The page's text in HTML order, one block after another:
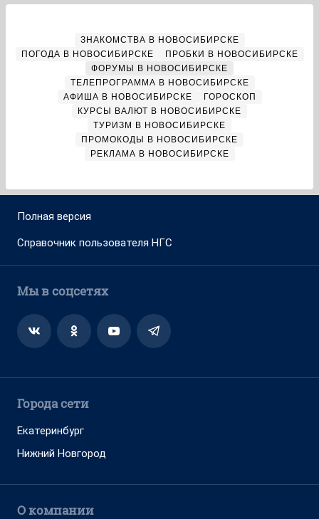
ЗНАКОМСТВА В НОВОСИБИРСКЕ
ПОГОДА В НОВОСИБИРСКЕ
ПРОБКИ В НОВОСИБИРСКЕ
ФОРУМЫ В НОВОСИБИРСКЕ
ТЕЛЕПРОГРАММА В НОВОСИБИРСКЕ
АФИША В НОВОСИБИРСКЕ
ГОРОСКОП
КУРСЫ ВАЛЮТ В НОВОСИБИРСКЕ
ТУРИЗМ В НОВОСИБИРСКЕ
ПРОМОКОДЫ В НОВОСИБИРСКЕ
РЕКЛАМА В НОВОСИБИРСКЕ
Полная версия
Справочник пользователя НГС
Мы в соцсетях
Города сети
Екатеринбург
Нижний Новгород
О компании